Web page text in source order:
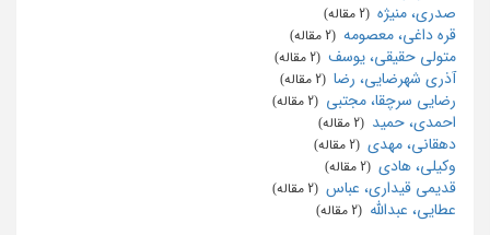
صدری، منیژه
قره داغی، معصومه
متولی حقیقی، یوسف
آذری شهرضایی، رضا
رضایی سرچقا، مجتبی
احمدی، حمید
دهقانی، مهدی
وکیلی، هادی
قدیمی قیداری، عباس
عطایی، عبدالله